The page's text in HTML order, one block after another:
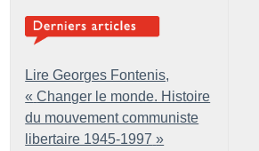
Lire Georges Fontenis,
« Changer le monde. Histoire
du mouvement communiste
libertaire 1945-1997 »